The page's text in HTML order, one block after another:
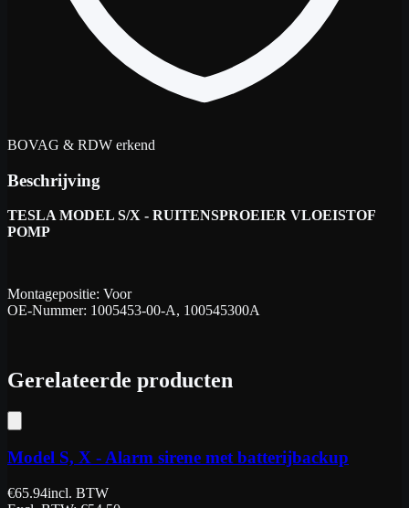
BOVAG & RDW erkend
Beschrijving
TESLA MODEL S/X - RUITENSPROEIER VLOEISTOF
POMP
Montagepositie: Voor
OE-Nummer: 1005453-00-A, 100545300A
Gerelateerde producten
Model S, X - Alarm sirene met batterijbackup
€65.94incl. BTW